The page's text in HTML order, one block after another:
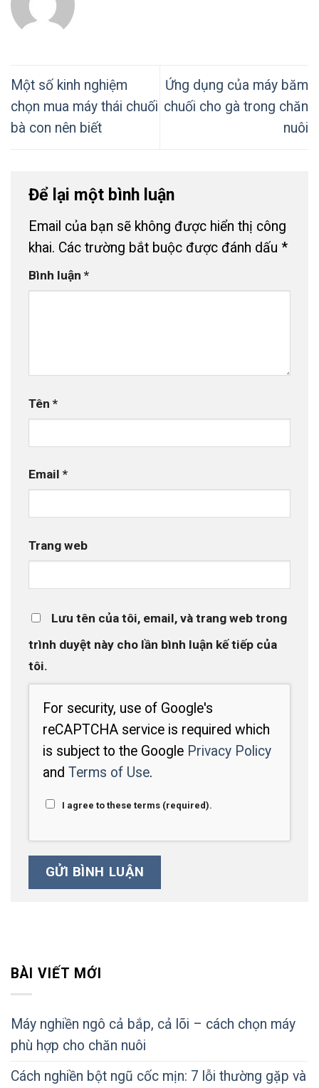
Một số kinh nghiệm
chọn mua máy thái chuối
bà con nên biết
Ứng dụng của máy băm
chuối cho gà trong chăn
nuôi
Để lại một bình luận
Email của bạn sẽ không được hiển thị công
khai. Các trường bắt buộc được đánh dấu *
Bình luận *
Tên *
Email *
Trang web
Lưu tên của tôi, email, và trang web trong
trình duyệt này cho lần bình luận kế tiếp của
tôi.
For security, use of Google's
reCAPTCHA service is required which
is subject to the Google Privacy Policy
andTerms of Use.
I agree to these terms (required).
BÀI VIẾT MỚI
Máy nghiền ngô cả bắp, cả lõi – cách chọn máy
phù hợp cho chăn nuôi
Cách nghiền bột ngũ cốc mịn: 7 lỗi thường gặp và